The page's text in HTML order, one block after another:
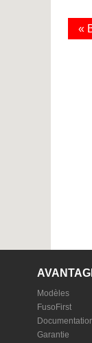
«
Modèles
FusoFirst
Garantie